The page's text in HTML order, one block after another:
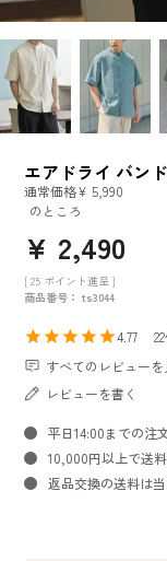
エアドライ バン
通常価格¥ 5,990
のところ
¥ 2,490
[ 25 ポイント進呈 ]
商品番号
ts3044
4.77
22
すべてのレビューを
レビューを書く
平日14:00までの注
10,000円以上で送
返品交換の送料は